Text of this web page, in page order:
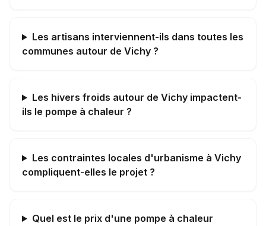
Les artisans interviennent-ils dans toutes les
communes autour de Vichy ?
Les hivers froids autour de Vichy impactent-
ils le pompe à chaleur ?
Les contraintes locales d'urbanisme à Vichy
compliquent-elles le projet ?
Quel est le prix d'une pompe à chaleur